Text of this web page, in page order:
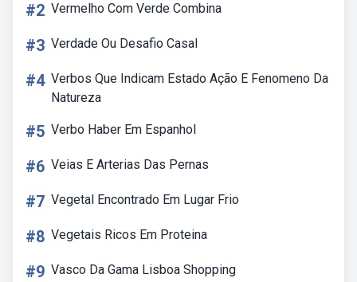
#2 Vermelho Com Verde Combina
#3 Verdade Ou Desafio Casal
#4 Verbos Que Indicam Estado Ação E Fenomeno Da
Natureza
#5 Verbo Haber Em Espanhol
#6 Veias E Arterias Das Pernas
#7 Vegetal Encontrado Em Lugar Frio
#8 Vegetais Ricos Em Proteina
#9 Vasco Da Gama Lisboa Shopping